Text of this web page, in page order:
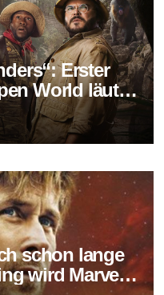
Erster
World läutet
schon lange
wird Marvels